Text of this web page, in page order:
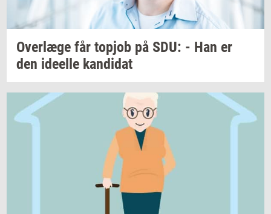
Over­læ­ge får topjob på SDU: - Han er
den ide­el­le kan­di­dat